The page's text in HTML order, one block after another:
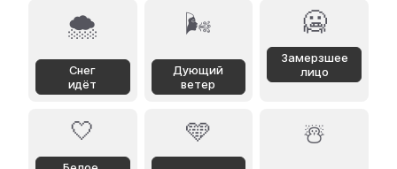
🌨️
Снег
идёт
🌬️
Дующий
ветер
🥶
Замерзшее
лицо
🤍 🩵 ☃️